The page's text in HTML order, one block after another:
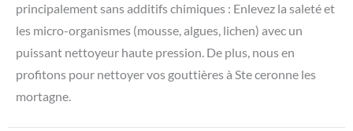
principalement sans additifs chimiques : Enlevez la saleté et
les micro-organismes (mousse, algues, lichen) avec un
puissant nettoyeur haute pression. De plus, nous en
profitons pour nettoyer vos gouttières à Ste ceronne les
mortagne.